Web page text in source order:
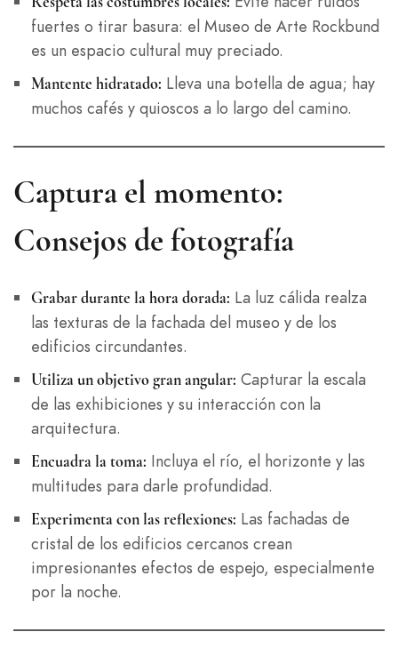
fuertes o tirar basura: el Museo de Arte Rockbund
es un espacio cultural muy preciado.
Mantente hidratado: Lleva una botella de agua; hay
muchos cafés y quioscos a lo largo del camino.
Captura el momento:
Consejos de fotografía
Grabar durante la hora dorada: La luz cálida realza
las texturas de la fachada del museo y de los
edificios circundantes.
Utiliza un objetivo gran angular: Capturar la escala
de las exhibiciones y su interacción con la
arquitectura.
Encuadra la toma: Incluya el río, el horizonte y las
multitudes para darle profundidad.
Experimenta con las reflexiones: Las fachadas de
cristal de los edificios cercanos crean
impresionantes efectos de espejo, especialmente
por la noche.